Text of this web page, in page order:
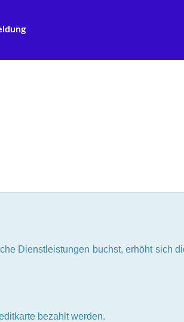
Dienstleistungen buchst, erhöht sich
bezahlt werden.